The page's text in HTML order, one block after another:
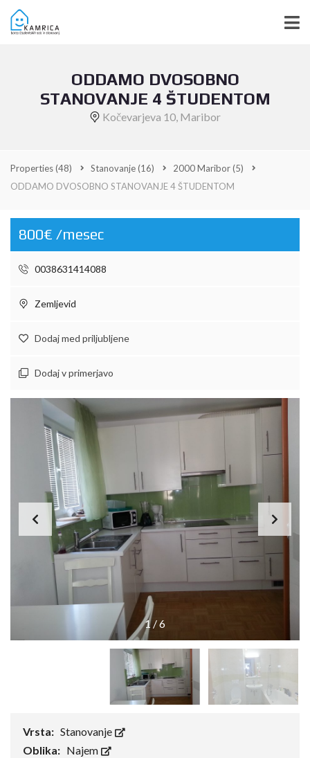
ODDAMO DVOSOBNO
STANOVANJE 4 ŠTUDENTOM
Kočevarjeva 10, Maribor
Properties(48) Stanovanje(16) 2000 Maribor(5)
ODDAMO DVOSOBNO STANOVANJE 4 ŠTUDENTOM
800€ /mesec
0038631414088
Zemljevid
Dodaj med priljubljene
Dodaj v primerjavo
1/6
Vrsta: Stanovanje
Oblika: Najem